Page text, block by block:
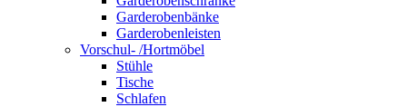
Garderobenbänke
Garderobenleisten
Vorschul- /Hortmöbel
Stühle
Tische
Schlafen